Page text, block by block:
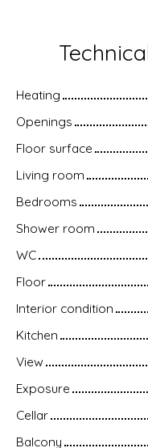
Heating
Openings
Floor surface
Living room
Bedrooms
Shower room
WC
Floor
Interior condition
Kitchen
View
Exposure
Cellar
Balcony